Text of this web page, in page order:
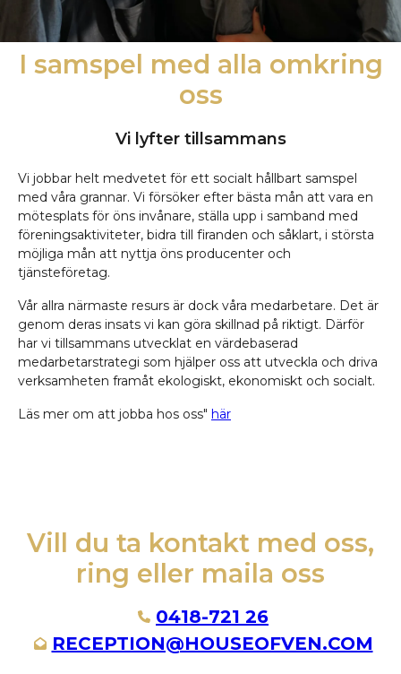
I samspel med alla omkring
oss
Vi lyfter tillsammans
Vi jobbar helt medvetet för ett socialt hållbart samspel
med våra grannar. Vi försöker efter bästa mån att vara en
mötesplats för öns invånare, ställa upp i samband med
föreningsaktiviteter, bidra till firanden och såklart, i största
möjliga mån att nyttja öns producenter och
tjänsteföretag.
Vår allra närmaste resurs är dock våra medarbetare. Det är
genom deras insats vi kan göra skillnad på riktigt. Därför
har vi tillsammans utvecklat en värdebaserad
medarbetarstrategi som hjälper oss att utveckla och driva
verksamheten framåt ekologiskt, ekonomiskt och socialt.
Läs mer om att jobba hos oss" här
Vill du ta kontakt med oss,
ring eller maila oss
0418-721 26
RECEPTION@HOUSEOFVEN.COM